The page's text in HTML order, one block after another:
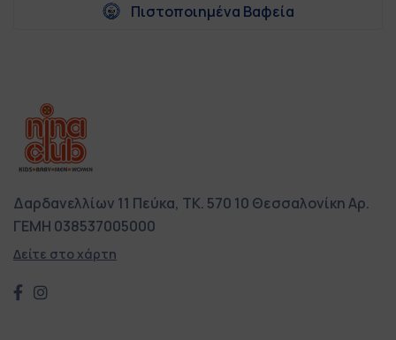
Πιστοποιημένα Βαφεία
Δαρδανελλίων 11 Πεύκα, ΤΚ. 570 10 ΘεσσαλονίκηΑρ.
ΓΕΜΗ 038537005000
Δείτε στο χάρτη